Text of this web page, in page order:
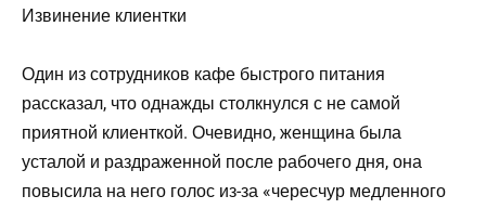
Извинение клиентки
Один из сотрудников кафе быстрого питания
рассказал, что однажды столкнулся с не самой
приятной клиенткой. Очевидно, женщина была
усталой и раздраженной после рабочего дня, она
повысила на него голос из-за «чересчур медленного